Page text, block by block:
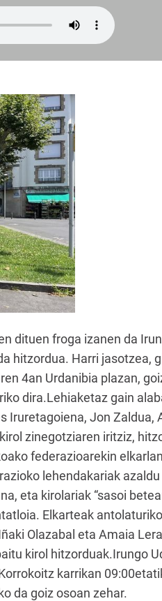
dituen froga izanen da
hitzordua. Harri jasotzea,
4an Urdanibia plazan,
dira.Lehiaketaz gain
Iruretagoiena, Jon Zaldua,
zinegotziaren iritziz,
federazioarekin
lehendakariak
eta kirolariak “sasoi
Elkarteak
Olazabal eta Amaia
kirol hitzorduak.Irungo
karrikan
da goiz osoan zehar.